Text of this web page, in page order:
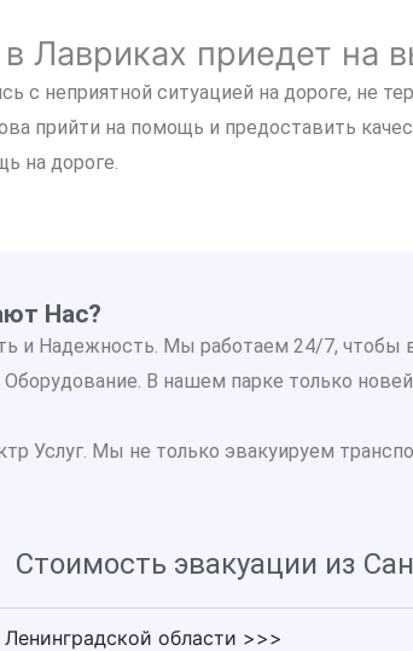
Лавриках приедет на
с неприятной ситуацией на дороге, не
прийти на помощь и предоставить
на дороге.
Нас?
и Надежность. Мы работаем 24/7, чтобы
В нашем парке только
Услуг. Мы не только эвакуируем
Стоимость эвакуации из
области >>>